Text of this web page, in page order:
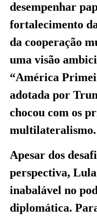
desempenhar
fortalecimento
da cooperação
uma visão
“América
adotada por
chocou com os
multilateralismo.
Apesar dos
perspectiva,
inabalável no
diplomática.